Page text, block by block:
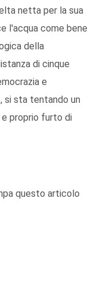
netta per la sua
l'acqua come bene
della
di cinque
e
si sta tentando un
proprio furto di
questo articolo